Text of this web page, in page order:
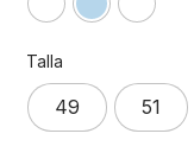
era:
Talla
49 51